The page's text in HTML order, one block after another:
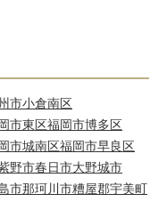
市小倉南区
市東区福岡市博多区
市城南区福岡市早良区
野市春日市大野城市
市那珂川市糟屋郡宇美町